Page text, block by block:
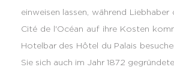
einweisen lassen, während
Cité de l'Océan auf ihre Kosten
Hotelbar des Hôtel du Palais
Sie sich auch im Jahr 1872